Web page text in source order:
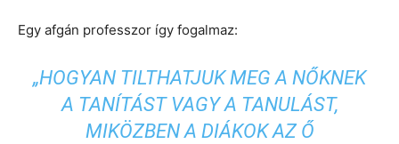
Egy afgán professzor így fogalmaz:
„HOGYAN TILTHATJUK MEG A NŐKNEK
A TANÍTÁST VAGY A TANULÁST,
MIKÖZBEN A DIÁKOK AZ Ő